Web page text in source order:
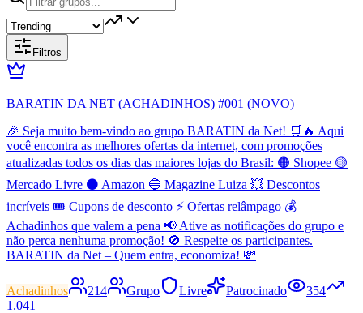
Filtros
BARATIN DA NET (ACHADINHOS) #001 (NOVO)
🎉 Seja muito bem-vindo ao grupo BARATIN da Net! 🛒🔥 Aqui
você encontra as melhores ofertas da internet, com promoções
atualizadas todos os dias das maiores lojas do Brasil: 🟠 Shopee 🟡
Mercado Livre ⚫ Amazon 🔵 Magazine Luiza 💥 Descontos
incríveis 🎟️ Cupons de desconto ⚡ Ofertas relâmpago 💰
Achadinhos que valem a pena 📢 Ative as notificações do grupo e
não perca nenhuma promoção! 🚫 Respeite os participantes.
BARATIN da Net – Quem entra, economiza! 💸
Achadinhos 214 Grupo Livre Patrocinado
354
1.041